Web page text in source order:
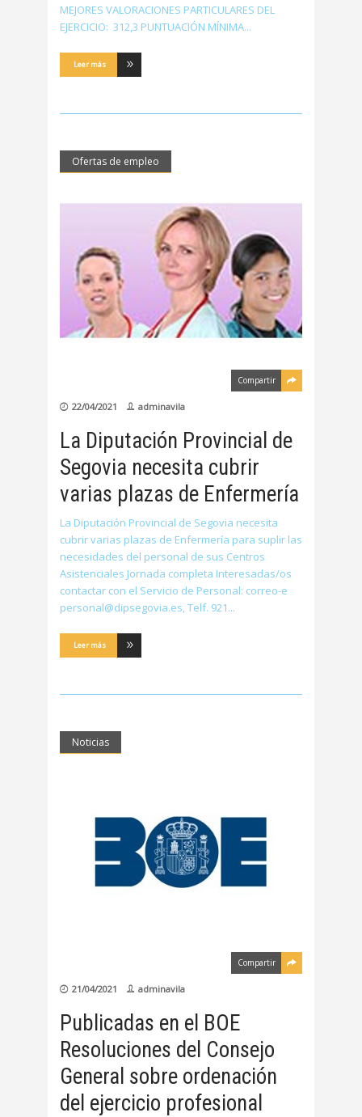
MEJORES VALORACIONES PARTICULARES DEL
EJERCICIO: 312,3 PUNTUACIÓN MÍNIMA
Leer más
Ofertas de empleo
Compartir
22/04/2021 adminavila
La Diputación Provincial de
Segovia necesita cubrir
varias plazas de Enfermería
La Diputación Provincial de Segovia necesita
cubrir varias plazas de Enfermería para suplir las
necesidades del personal de sus Centros
Asistenciales Jornada completa Interesadas/os
contactar con el Servicio de Personal: correo-e
personal@dipsegovia.es, Telf. 921
Leer más
Noticias
Compartir
21/04/2021 adminavila
Publicadas en el BOE
Resoluciones del Consejo
General sobre ordenación
del ejercicio profesional